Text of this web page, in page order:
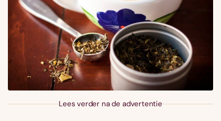
Lees verder na de advertentie